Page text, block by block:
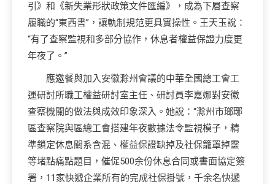
引》和《新失業形狀政策文件匯編》，成為下層查察
履職的“東西書”，讓軌制規范更具實操性。王天玉說：
“有了查察監視和多部分協作，休息者權益保證力度更
年夜了。”
應邀餐與加入安徽滁州會議的中華全國總工會工
運研討所職工權益研討室主任、研討員李嘉娜對安徽
查察機關的做法與成效印象深入。她說：“滁州市瑯琊
區查察院與區總工會搭建年夜數據法令監視模子，精
準鎖定休息關系含混、權益保證缺掉及社保籠罩掉靈
等堵點痛點題目，催促500余份休息合同或書面協定簽
署，11家快遞企業所有的完成社保掛號，千余名快遞